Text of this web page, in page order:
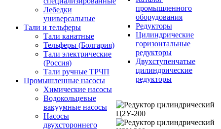
Лебедки
универсальные
Тали и тельферы
Тали канатные
Тельферы (Болгария)
Тали электрические
(Россия)
Тали ручные ТРЧП
Промышленные насосы
Химические насосы
Водокольцевые
вакуумные насосы
Насосы
двухстороннего
промышленного
оборудования
Редукторы
Цилиндрические
горизонтальные
редукторы
Двухступенчатые
цилиндрические
редукторы